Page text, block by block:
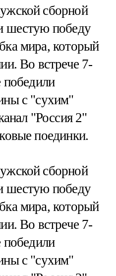
сборной
шестую победу
мира, который
Во встрече 7-
победили
с "сухим"
"Россия 2"
поединки.
сборной
шестую победу
мира, который
Во встрече 7-
победили
с "сухим"